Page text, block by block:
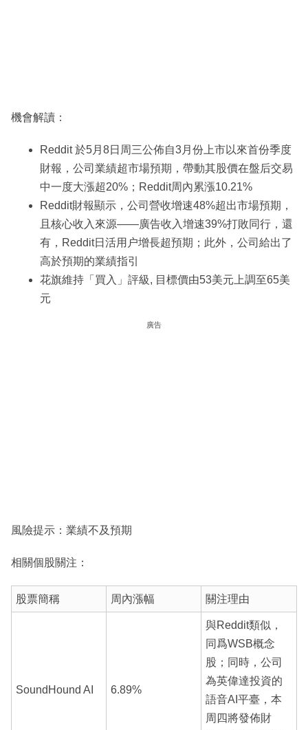
機會解讀：
Reddit 於5月8日周三公佈自3月份上市以來首份季度
財報，公司業績超市場預期，帶動其股價在盤后交易
中一度大漲超20%；Reddit周內累漲10.21%
Reddit財報顯示，公司營收增速48%超出市場預期，
且核心收入來源——廣告收入增速39%打敗同行，還
有，Reddit日活用户增長超預期；此外，公司給出了
高於預期的業績指引
花旗維持「買入」評級, 目標價由53美元上調至65美
元
廣告
風險提示：業績不及預期
相關個股關注：
股票簡稱 周內漲幅 關注理由
SoundHound AI 6.89%
與Reddit類似，
同爲WSB概念
股；同時，公司
為英偉達投資的
語音AI平臺，本
周四將發佈財